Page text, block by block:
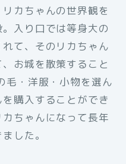
カちゃんの世界観を
入り口では等身大の
て、そのリカちゃん
お城を散策すること
毛・洋服・小物を選ん
購入することができ
ちゃんになって長年
した。